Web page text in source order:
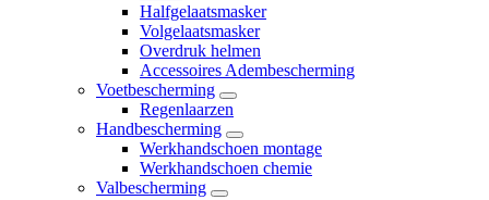
Halfgelaatsmasker
Volgelaatsmasker
Overdruk helmen
Accessoires Adembescherming
Voetbescherming
Regenlaarzen
Handbescherming
Werkhandschoen montage
Werkhandschoen chemie
Valbescherming